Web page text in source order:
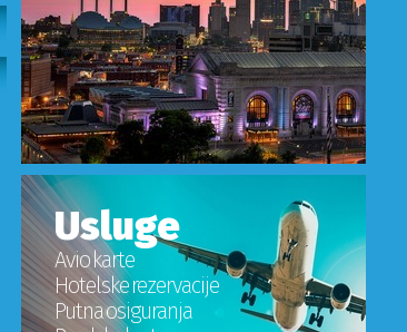
Usluge
Avio karte
Hotelske rezervacije
Putna osiguranja